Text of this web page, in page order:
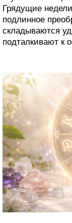
Грядущие
подлинное
складываются
подталкивают к